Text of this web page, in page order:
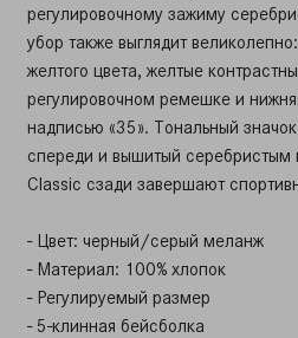
регулировочному зажиму
убор также выглядит
желтого цвета, желтые
регулировочном ремешке и
надписью «35». Тональный
спереди и вышитый серебристым
Classic сзади завершают
- Цвет: черный/серый меланж
- Материал: 100% хлопок
- Регулируемый размер
- 5-клинная бейсболка